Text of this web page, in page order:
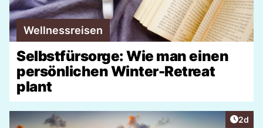
Wellnessreisen
Selbstfürsorge: Wie man einen
persönlichen Winter-Retreat
plant
2d